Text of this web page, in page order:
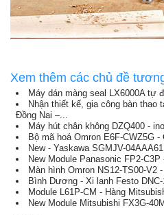
Xem thêm các chủ đề
Máy dán màng seal LX6000A tự
Nhận thiết kế, gia công bàn thao
Đồng Nai –...
Máy hút chân không DZQ400 -
Bộ mã hoá Omron E6F-CWZ5G -
New - Yaskawa SGMJV-
New Module Panasonic FP2-
Màn hình Omron NS12-TS00-V2
Bình Dương - Xi lanh Festo
Module L61P-CM - Hàng
New Module Mitsubishi FX3G-